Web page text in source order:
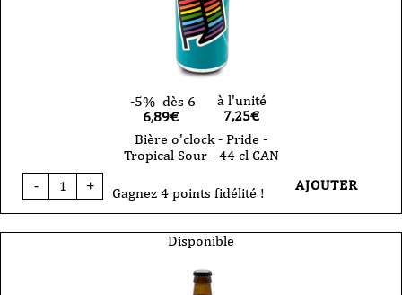
-5% dès 6
6,89€
à l'unité
7,25€
Bière o'clock - Pride -
Tropical Sour - 44 cl CAN
-
quantité
de
-
+ Gagnez 4 points fidélité ! AJOUTER
Disponible